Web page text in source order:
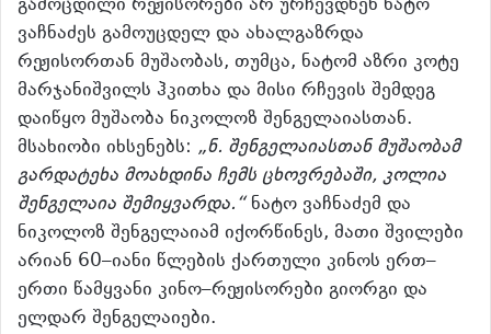
ვაჩნაძეს გამოუცდელ და ახალგაზრდა
რეჟისორთან მუშაობას, თუმცა, ნატომ აზრი კოტე
მარჯანიშვილს ჰკითხა და მისი რჩევის შემდეგ
დაიწყო მუშაობა ნიკოლოზ შენგელაიასთან.
მსახიობი იხსენებს: „ნ. შენგელაიასთან მუშაობამ
გარდატეხა მოახდინა ჩემს ცხოვრებაში, კოლია
შენგელაია შემიყვარდა.“ნატო ვაჩნაძემ და
ნიკოლოზ შენგელაიამ იქორწინეს, მათი შვილები
არიან 60–იანი წლების ქართული კინოს ერთ–
ერთი წამყვანი კინო–რეჟისორები გიორგი და
ელდარ შენგელაიები.